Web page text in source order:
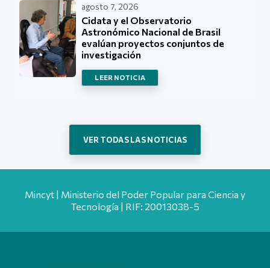
agosto 7, 2026
Cidata y el Observatorio
Astronómico Nacional de Brasil
evalúan proyectos conjuntos de
investigación
LEER NOTICIA
VER TODAS LAS NOTICIAS
Mincyt | Ministerio del Poder Popular para Ciencia y
Tecnología | RIF: 20013038-5